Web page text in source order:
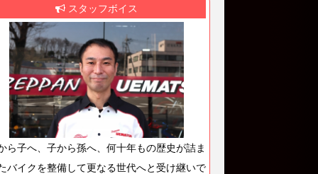
スタッフボイス
ら子へ、子から孫へ、何十年もの歴史が詰ま
バイクを整備して更なる世代へと受け継いで